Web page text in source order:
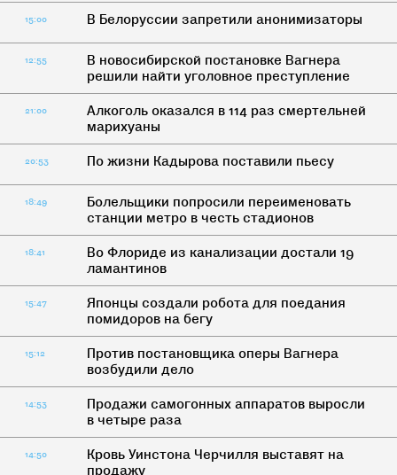
15:00 В Белоруссии запретили анонимизаторы
12:55
В новосибирской постановке Вагнера
решили найти уголовное преступление
21:00
Алкоголь оказался в 114 раз смертельней
марихуаны
20:53 По жизни Кадырова поставили пьесу
18:49
Болельщики попросили переименовать
станции метро в честь стадионов
18:41
Во Флориде из канализации достали 19
ламантинов
15:47
Японцы создали робота для поедания
помидоров на бегу
15:12
Против постановщика оперы Вагнера
возбудили дело
14:53
Продажи самогонных аппаратов выросли
в четыре раза
14:50
Кровь Уинстона Черчилля выставят на
продажу